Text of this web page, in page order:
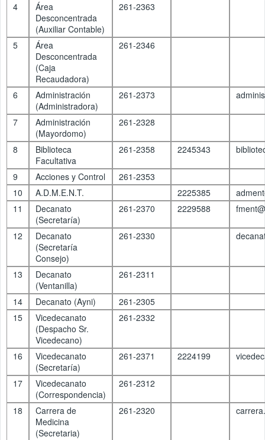
4
Área
Desconcentrada
(Auxiliar Contable)
261-2363
5
Área
Desconcentrada
(Caja
Recaudadora)
261-2346
6
Administración
(Administradora)
261-2373
7
Administración
(Mayordomo)
261-2328
8
Biblioteca
Facultativa
261-2358 2245343
9 Acciones y Control
261-2353
10
A.D.M.E.N.T. 2225385
11
Decanato
(Secretaría)
261-2370 2229588
12
Decanato
(Secretaría
Consejo)
261-2330
13
Decanato
(Ventanilla)
261-2311
14 Decanato (Ayni)
261-2305
15
Vicedecanato
(Despacho Sr.
Vicedecano)
261-2332
16
Vicedecanato
(Secretaría)
261-2371 2224199
17
Vicedecanato
(Correspondencia)
261-2312
18
Carrera de
Medicina
(Secretaria)
261-2320